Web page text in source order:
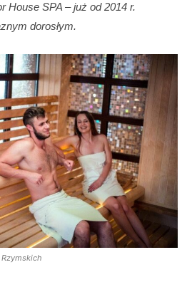
House SPA – już od 2014 r.
dorosłym.